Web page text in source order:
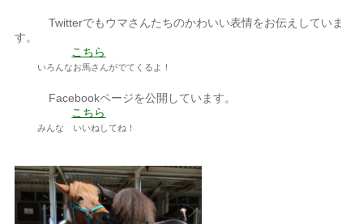
Twitterでもウマさんたちのかわいい表情をお伝えしていま
す。
こちら
いろんなお馬さんがでてくるよ！
Facebookページを公開しています。
こちら
みんな いいねしてね！